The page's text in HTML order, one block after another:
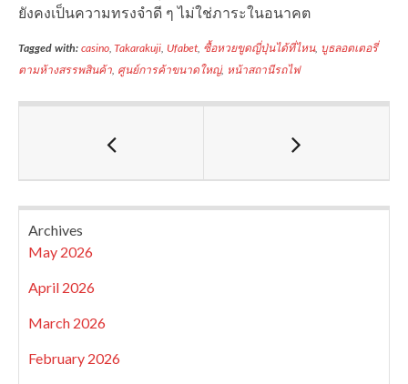
ยังคงเป็นความทรงจำดี ๆ ไม่ใช่ภาระในอนาคต
Tagged with: casino,Takarakuji, Ufabet, ซื้อหวยขูดญี่ปุ่นได้ที่ไหน, บูธลอตเตอรี่
ตามห้างสรรพสินค้า, ศูนย์การค้าขนาดใหญ่, หน้าสถานีรถไฟ
Archives
May 2026
April 2026
March 2026
February 2026